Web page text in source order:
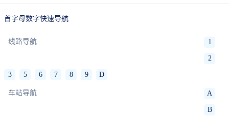
首字母数字快速导航
线路导航 1
2
3 5 6 7 8 9 D
车站导航 A
B